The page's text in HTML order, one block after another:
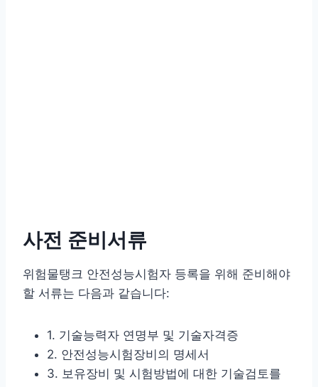
사전 준비서류
위험물탱크 안전성능시험자 등록을 위해 준비해야
할 서류는 다음과 같습니다:
1. 기술능력자 연명부 및 기술자격증
2. 안전성능시험장비의 명세서
3. 보유장비 및 시험방법에 대한 기술검토를